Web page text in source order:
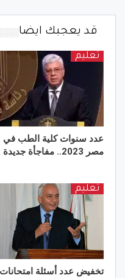
قد يعجبك ايضا
تعليم
عدد سنوات كلية الطب في
مصر 2023.. مفاجأة جديدة
تعليم
تخفيض عدد أسئلة امتحانات